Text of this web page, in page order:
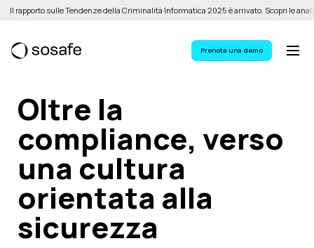
Il rapporto sulle Tendenze della Criminalità Informatica 2025 è arrivato. Scopri le
Prenota una demo
Oltre la
compliance, verso
una cultura
orientata alla
sicurezza